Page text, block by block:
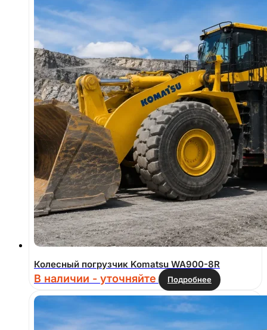
Колесный погрузчик Komatsu WA900-8R
В наличии - уточняйте Подробнее